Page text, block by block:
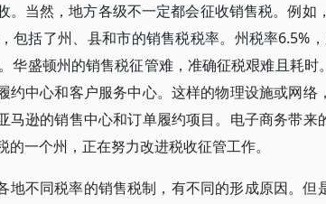
。当然，地方各级不一定都会征收销售税。例
包括了州、县和市的销售税税率。州税率6.5%
华盛顿州的销售税征管难，准确征税艰难且耗
约中心和客户服务中心。这样的物理设施或网
马逊的销售中心和订单履约项目。电子商务带
的一个州，正在努力改进税收征管工作。
地不同税率的销售税制，有不同的形成原因。